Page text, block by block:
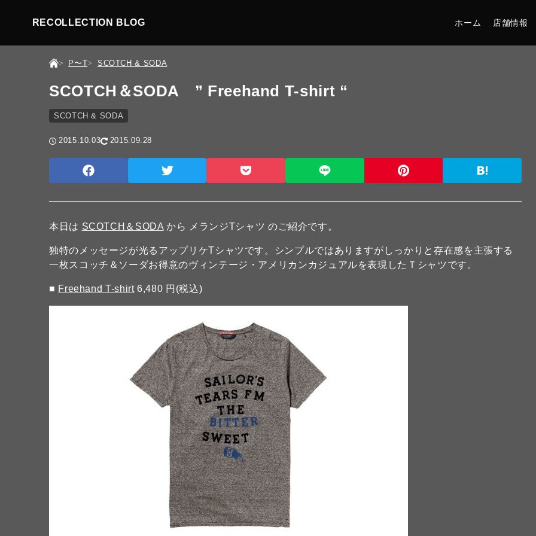
RECOLLECTION BLOG ホーム 店舗情報
P〜T SCOTCH & SODA
SCOTCH＆SODA ” Freehand T-shirt “
SCOTCH & SODA
2015.10.03 2015.09.28
本日は SCOTCH＆SODA から メランジTシャツ のご紹介です。
独特のメッセージが光るアップリケTシャツです。シンプルではありますがしっかりと存在感を主張する
一枚スコッチ＆ソーダお得意のヴィンテージ・アメリカンカジュアルを表現したＴシャツです。
■ Freehand T-shirt6,480 円(税込)